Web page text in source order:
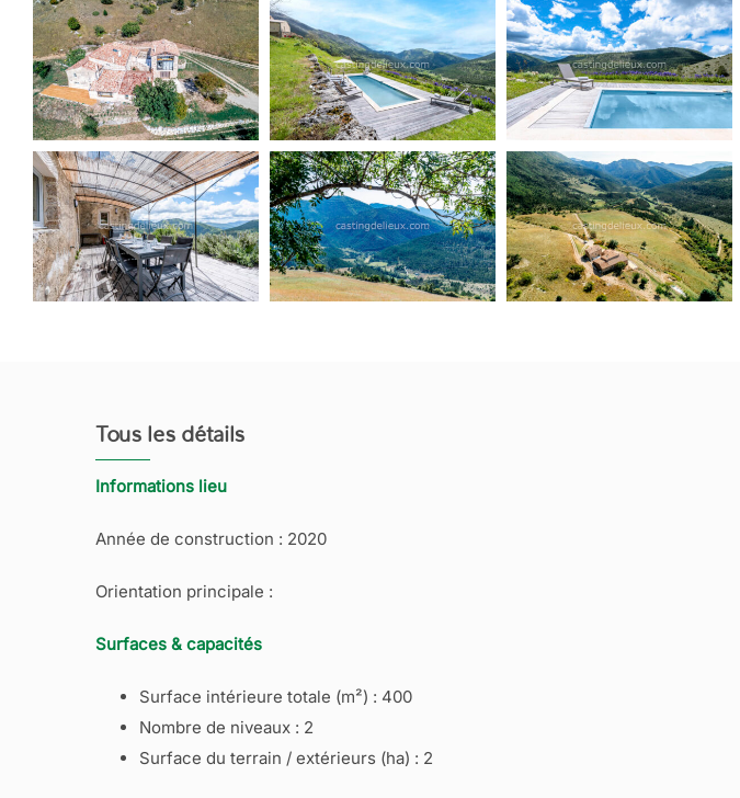
Tous les détails
Informations lieu
Année de construction : 2020
Orientation principale :
Surfaces & capacités
Surface intérieure totale (m²) : 400
Nombre de niveaux : 2
Surface du terrain / extérieurs (ha) : 2